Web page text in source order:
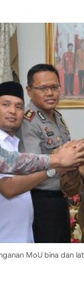
MoU bina dan